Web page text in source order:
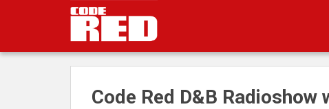
p
Code Red D&B Radioshow